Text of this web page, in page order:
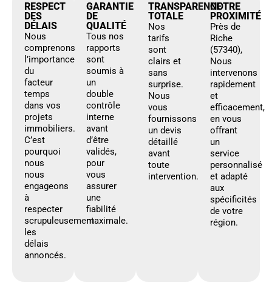
RESPECT
DES
DÉLAIS
Nous
comprenons
l’importance
du
facteur
temps
dans vos
projets
immobiliers.
C’est
pourquoi
nous
nous
engageons
à
respecter
scrupuleusement
les
délais
annoncés.
GARANTIE
DE
QUALITÉ
Tous nos
rapports
sont
soumis à
un
double
contrôle
interne
avant
d’être
validés,
pour
vous
assurer
une
fiabilité
maximale.
TRANSPARENCE
TOTALE
Nos
tarifs
sont
clairs et
sans
surprise.
Nous
vous
fournissons
un devis
détaillé
avant
toute
intervention.
NOTRE
PROXIMITÉ
Près de
Riche
(57340),
Nous
intervenons
rapidement
et
efficacement,
en vous
offrant
un
service
personnalisé
et adapté
aux
spécificités
de votre
région.